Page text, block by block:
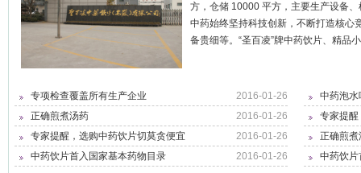
方，仓储 10000 平方，主要生产设备
中药始终坚持科技创新，不断打造核心
备贵细等。“圣百凌”牌中药饮片、精品
2016-01-26
专项检查覆盖所有生产企业
2016-01-26
正确煎煮汤药
2016-01-26
专家提醒，选购中药饮片切莫贪便宜
2016-01-26
中药饮片首入国家基本药物目录
中药泡水
专家提醒
正确煎煮
中药饮片